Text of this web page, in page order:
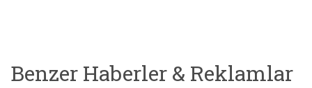
Benzer Haberler & Reklamlar